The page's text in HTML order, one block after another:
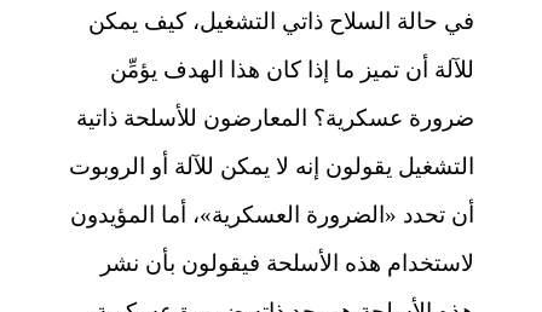
في حالة السلاح ذاتي التشغيل، كيف يمكن
للآلة أن تميز ما إذا كان هذا الهدف يؤمِّن
ضرورة عسكرية؟ المعارضون للأسلحة ذاتية
التشغيل يقولون إنه لا يمكن للآلة أو الروبوت
أن تحدد «الضرورة العسكرية»، أما المؤيدون
لاستخدام هذه الأسلحة فيقولون بأن نشر